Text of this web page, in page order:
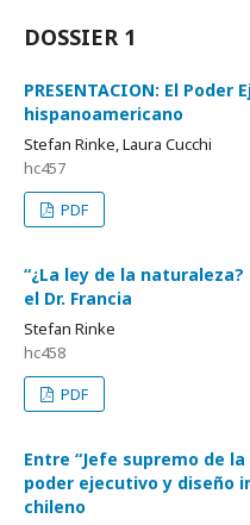
DOSSIER 1
PRESENTACION: El
hispanoamericano
Stefan Rinke, Laura Cucchi
hc457
PDF
“¿La ley de la
el Dr. Francia
Stefan Rinke
hc458
PDF
Entre “Jefe supremo de
poder ejecutivo y diseño
chileno